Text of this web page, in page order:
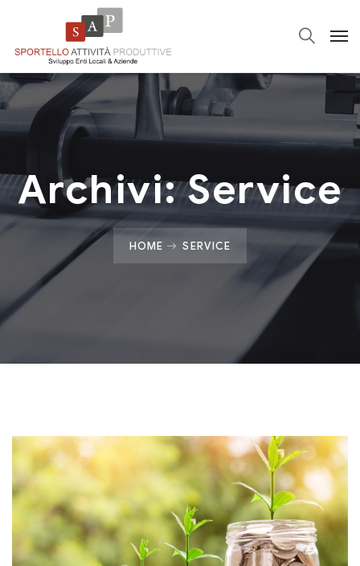
Archivi:Service
HOME SERVICE